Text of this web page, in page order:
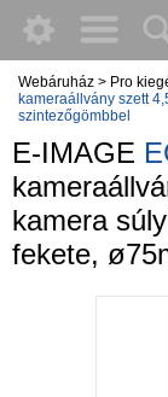
Webáruház > Pro
kameraállvány szett
szintezőgömbbel
E-IMAGE
kamera
fekete,